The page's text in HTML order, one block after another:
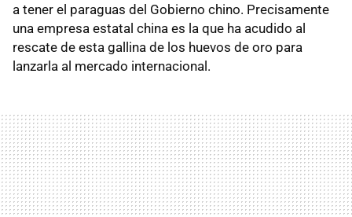
a tener el paraguas del Gobierno chino. Precisamente
una empresa estatal china es la que ha acudido al
rescate de esta gallina de los huevos de oro para
lanzarla al mercado internacional.